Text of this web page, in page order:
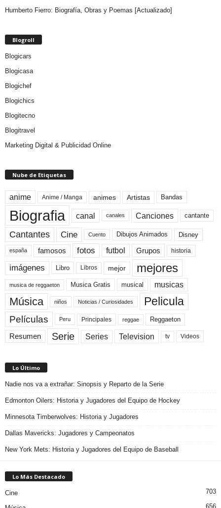
Humberto Fierro: Biografía, Obras y Poemas [Actualizado]
Blogroll
Blogicars
Blogicasa
Blogichef
Blogichics
Blogitecno
Blogitravel
Marketing Digital & Publicidad Online
Nube de Etiquetas
anime Anime / Manga animes Artistas Bandas
Biografia canal canales Canciones cantante
Cantantes Cine Cuento Dibujos Animados Disney
españa famosos fotos futbol Grupos historia
imágenes Libro Libros mejor mejores
musica de reggaeton Musica Gratis musical musicas
Música niños Noticias / Curiosidades Pelicula
Películas Peru Principales reggae Reggaeton
Resumen Serie Series Television tv Videos
Lo Último
Nadie nos va a extrañar: Sinopsis y Reparto de la Serie
Edmonton Oilers: Historia y Jugadores del Equipo de Hockey
Minnesota Timberwolves: Historia y Jugadores
Dallas Mavericks: Jugadores y Campeonatos
New York Mets: Historia y Jugadores del Equipo de Baseball
Lo Más Destacado
Cine 703
656